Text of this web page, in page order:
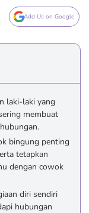
Add Us on Google
laki-laki yang
membuat
bingung penting
tetapkan
dengan cowok
diri sendiri
hubungan